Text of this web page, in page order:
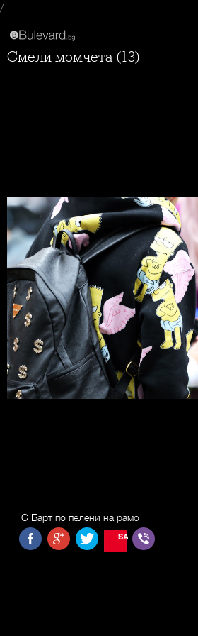
/
Смели момчета (13)
С Барт по пелени на рамо
SAVE